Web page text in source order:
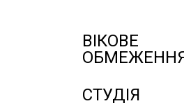
ВІКОВЕ
СТУДІЯ